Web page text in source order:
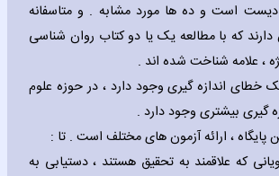
است و ده ها مورد مشابه . و متاسفانه
دارند که با مطالعه یک یا دو کتاب روان شناسی
، علامه شناخت شده اند .
خطای اندازه گیری وجود دارد ، در حوزه علوم
گیری بیشتری وجود دارد .
، ارائه آزمون های مختلف است . تا :
که علاقمند به تحقیق هستند ، دستیابی به